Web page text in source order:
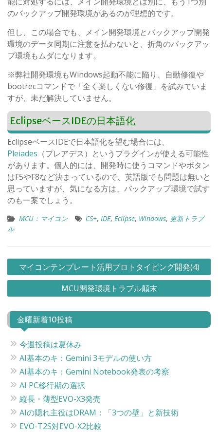
のバックアップ開発環境があるのが理想的です。
但し、この場合でも、メイン開発環境とバックアップ開発
環境のデータ同期に注意を払わないと、折角のバックアッ
プ環境もムダになります。
※弊社開発環境もWindows起動不能に陥り、自動修復や
bootrecコマンドで「全く楽しくない修復」を試みていま
すが、未だ解決していません。
EclipseベースIDEの日本語化
EclipseベースIDEで日本語化を望む場合には、
Pleiades （プレアデス）というプラグインが使える可能性
があります。個人的には、開発時に使うコマンドやボタン
はF5やF8など決まっているので、英語版でも問題は無いと
思っていますが、気になる方は、バックアップ環境で試す
のも一案でしょう。
MCU：マイコン CS+, IDE, Eclipse, Windows, 更新トラブ
ル
稿
ナ
ビ
ゲ
ー
シ
ョ
ン
マイコンテンプレート活用プロトタイピング開発(4)
MCU開発環境トラブル顛末
金曜新着10投稿
今週投稿は夏休み
AI基本のキ：Gemini 3モデルの使い方
AI基本のキ：Gemini Notebook発表の考察
AI PC移行期の選択
縦長・薄型EVO-X3発売
AIの隠れ主役はDRAM：「3つの壁」と新技術
EVO-T2S対EVO-X2比較